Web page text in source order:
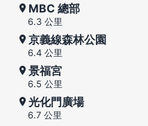
MBC 總部
6.3 公里
京義線森林公園
6.4 公里
景福宮
6.5 公里
光化門廣場
6.7 公里